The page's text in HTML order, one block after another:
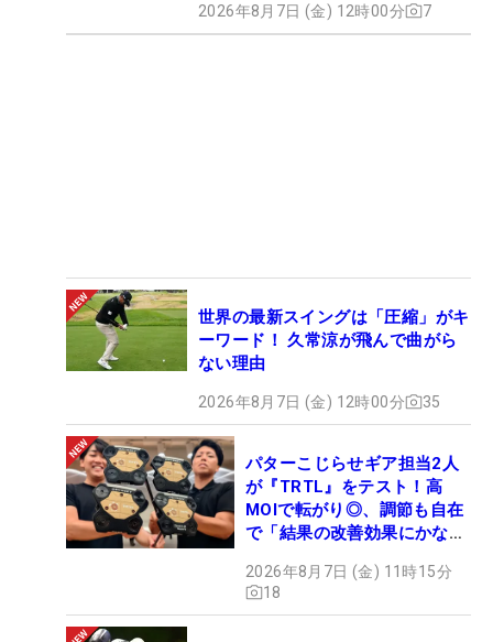
2026年8月7日 (金) 12時00分 7
世界の最新スイングは「圧縮」がキ
ーワード！ 久常涼が飛んで曲がら
ない理由
2026年8月7日 (金) 12時00分 35
パターこじらせギア担当2人
が『TRTL』をテスト！高
MOIで転がり◎、調節も自在
で「結果の改善効果にかなり
2026年8月7日 (金) 11時15分
18